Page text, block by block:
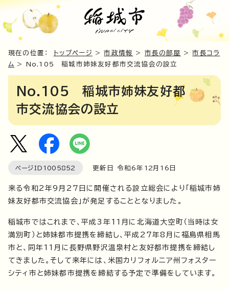
現在の位置： トップページ >市政情報 > 市長の部屋 >市長コラ
ム > No.105 稲城市姉妹友好都市交流協会の設立
No.105 稲城市姉妹友好都
市交流協会の設立
ページID 1005852 更新日 令和6年 12月 16 日
来る令和2年9月27日に開催される設立総会により「稲城市姉
妹友好都市交流協会」が発足することとなりました。
稲城市ではこれまで、平成3年11月に北海道大空町（当時は女
満別町）と姉妹都市提携を締結し、平成27年8月に福島県相馬
市と、同年11月に長野県野沢温泉村と友好都市提携を締結し
てきました。そして来年には、米国カリフォルニア州フォスター
シティ市と姉妹都市提携を締結する予定で準備をしています。